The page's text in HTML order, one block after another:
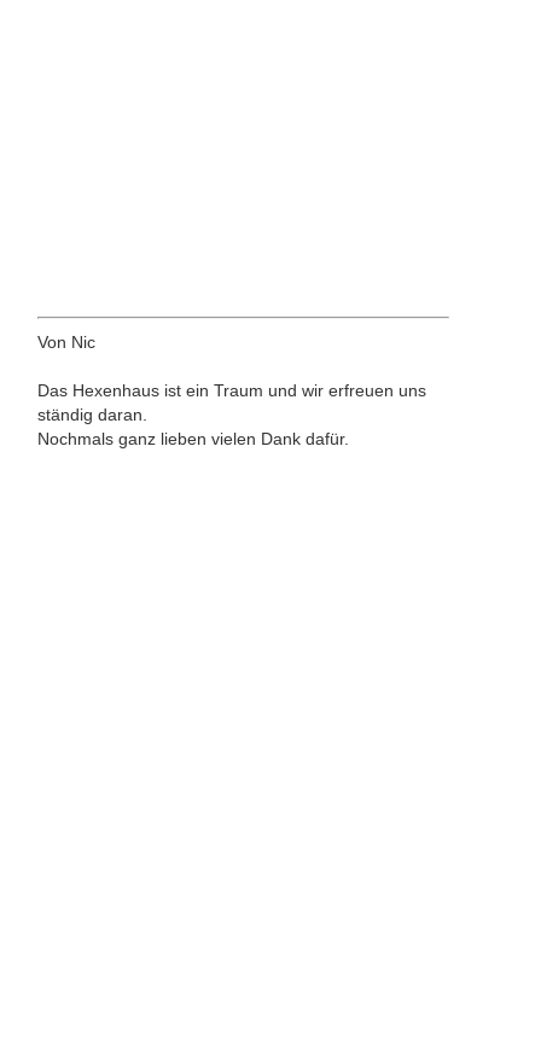
Von Nic
Das Hexenhaus ist ein Traum und wir erfreuen uns
ständig daran.
Nochmals ganz lieben vielen Dank dafür.